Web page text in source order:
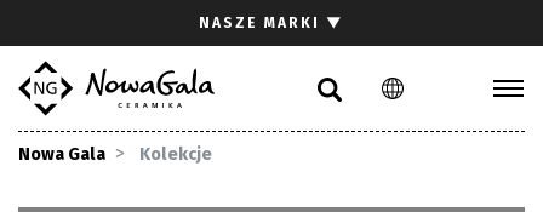
PL EN
NASZE MARKI ▼
Nowa Gala Kolekcje